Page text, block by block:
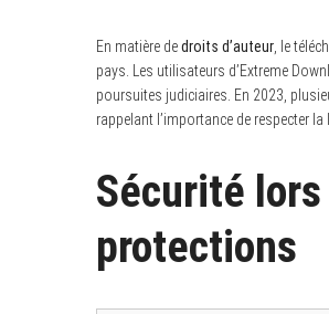
En matière dedroits d’auteur , le
pays. Les utilisateurs d’Extreme
poursuites judiciaires. En 2023,
rappelant l’importance de respecter
Sécurité
protections